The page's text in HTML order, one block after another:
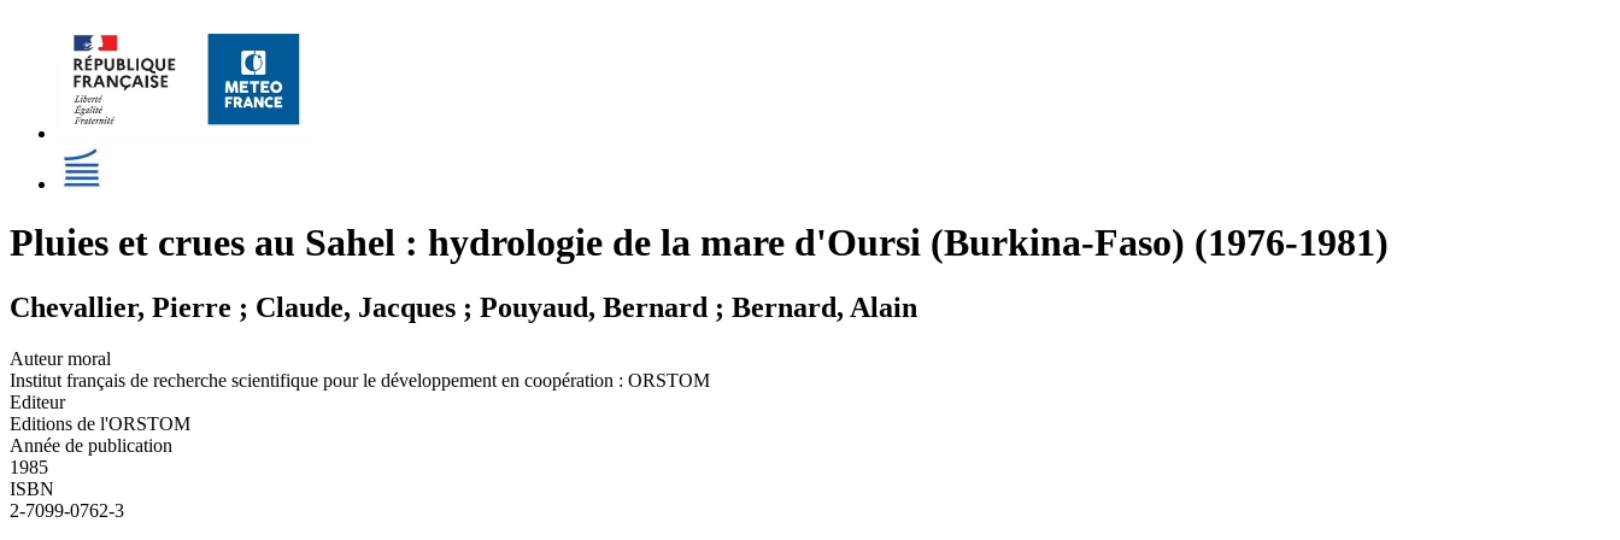
Pluies et crues au Sahel : hydrologie de la mare d'Oursi (Burkina-Faso) (1976-1981)
Chevallier, Pierre ; Claude, Jacques ; Pouyaud, Bernard ; Bernard, Alain
Auteur moral
Institut français de recherche scientifique pour le développement en coopération : ORSTOM
Editeur
Editions de l'ORSTOM
Année de publication
1985
ISBN
2-7099-0762-3